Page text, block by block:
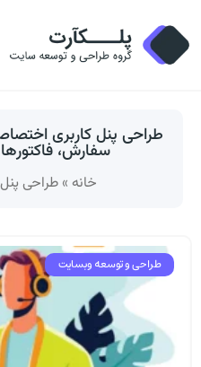
طراحی پنل کاربری
سفارش، فاکتورها
خانه » طراحی
طراحی و توسعه وبسایت